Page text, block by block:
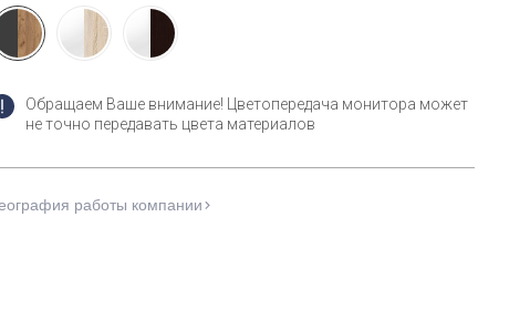
Обращаем Ваше внимание! Цветопередача монитора может
не точно передавать цвета материалов
работы компании